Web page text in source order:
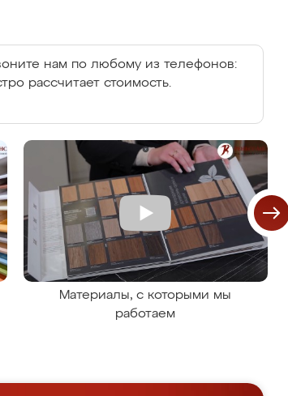
нам по любому из телефонов:
рассчитает стоимость.
Материалы, с которыми мы
работаем